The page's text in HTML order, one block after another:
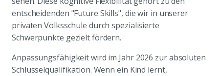
entscheidenden "Future Skills", die wir in unserer
privaten Volksschule durch spezialisierte
Schwerpunkte gezielt fördern.
Anpassungsfähigkeit wird im Jahr 2026 zur absoluten
Schlüsselqualifikation. Wenn ein Kind lernt,